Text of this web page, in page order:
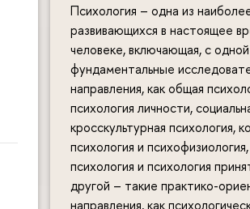
Психология – одна из
развивающихся в настоящее
человеке, включающая, с
фундаментальные
направления, как общая
психология личности,
кросскультурная психология,
психология и
психология и психология
другой – такие практико-
направления, как